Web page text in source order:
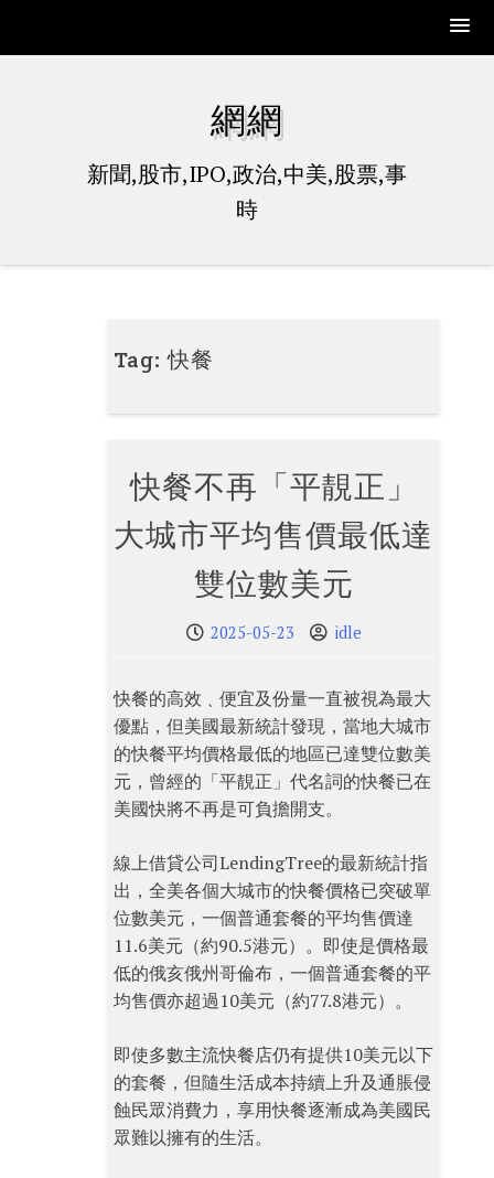
網網
新聞,股市,IPO,政治,中美,股票,事
時
Tag:快餐
快餐不再「平靚正」
大城市平均售價最低達
雙位數美元
2025-05-23 idle
快餐的高效﹑便宜及份量一直被視為最大
優點，但美國最新統計發現，當地大城市
的快餐平均價格最低的地區已達雙位數美
元，曾經的「平靚正」代名詞的快餐已在
美國快將不再是可負擔開支。
線上借貸公司LendingTree的最新統計指
出，全美各個大城市的快餐價格已突破單
位數美元，一個普通套餐的平均售價達
11.6美元（約90.5港元）。即使是價格最
低的俄亥俄州哥倫布，一個普通套餐的平
均售價亦超過10美元（約77.8港元）。
即使多數主流快餐店仍有提供10美元以下
的套餐，但隨生活成本持續上升及通脹侵
蝕民眾消費力，享用快餐逐漸成為美國民
眾難以擁有的生活。